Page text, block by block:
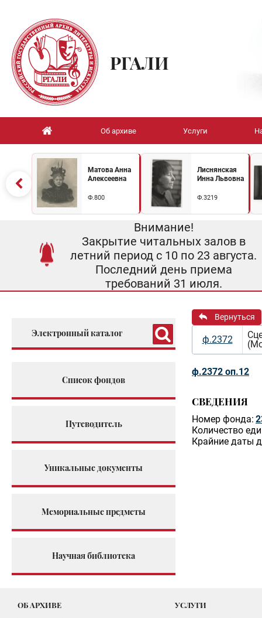
РГАЛИ
Об архиве Услуги
Матова Анна
Алексеевна
Ф.800
Лиснянская
Инна Львовна
Ф.3219
Внимание!
Закрытие читальных залов в
летний период с 10 по 23 августа.
Последний день приема
требований 31 июля.
Электронный каталог
Список фондов
Путеводитель
Уникальные документы
Мемориальные предметы
Научная библиотека
Вернуться
ф.2372
ф.2372 оп.12
СВЕДЕНИЯ
Номер фонда:
Количество
Крайние даты
ОБ АРХИВЕ УСЛУГИ